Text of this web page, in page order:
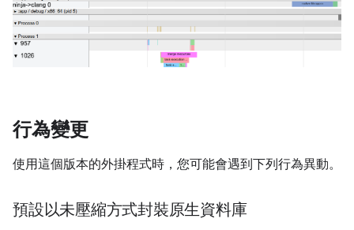
行為變更
使用這個版本的外掛程式時，您可能會遇到下列行為異動。
預設以未壓縮方式封裝原生資料庫